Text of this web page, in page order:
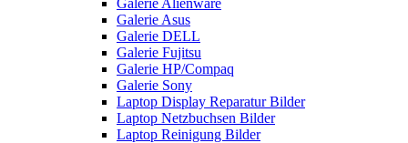
Galerie Asus
Galerie DELL
Galerie Fujitsu
Galerie HP/Compaq
Galerie Sony
Laptop Display Reparatur Bilder
Laptop Netzbuchsen Bilder
Laptop Reinigung Bilder